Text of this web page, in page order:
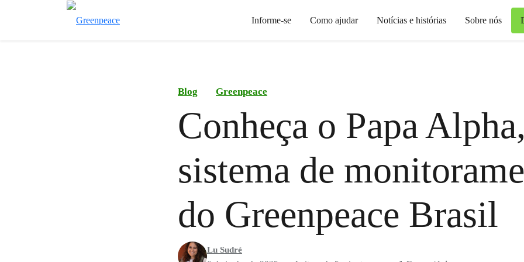
Informe-se Como ajudar Notícias e histórias Sobre nós
Blog Greenpeace
Conheça o Papa
sistema de
do Greenpeace Brasil
Lu Sudré